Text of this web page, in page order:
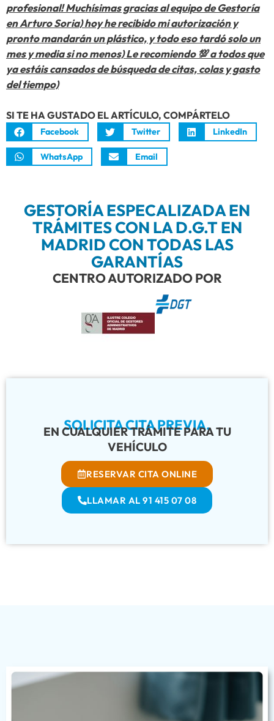
profesional! Muchísimas gracias al equipo de Gestoría
en Arturo Soria) hoy he recibido mi autorización y
pronto mandarán un plástico, y todo eso tardó solo un
mes y media si no menos) Le recomiendo 💯 a todos que
ya estáis cansados de búsqueda de citas, colas y gasto
del tiempo)
SI TE HA GUSTADO EL ARTÍCULO, COMPÁRTELO
Facebook Twitter LinkedIn
WhatsApp Email
GESTORÍA ESPECALIZADA EN
TRÁMITES CON LA D.G.T EN
MADRID CON TODAS LAS
GARANTÍAS
CENTRO AUTORIZADO POR
SOLICITA CITA PREVIA.
EN CUALQUIER TRÁMITE PARA TU
VEHÍCULO
RESERVAR CITA ONLINE
LLAMAR AL 91 415 07 08